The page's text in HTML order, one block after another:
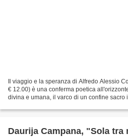
Il viaggio e la speranza di Alfredo Alessio
€ 12.00) è una conferma poetica
divina e umana, il varco di un confine sacro
Daurija Campana, "Sola tra